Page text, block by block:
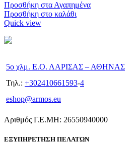
Προσθήκη στα Αγαπημένα
Προσθήκη στο καλάθι
Quick view
5ο χλμ. Ε.Ο. ΛΑΡΙΣΑΣ – ΑΘΗΝΑΣ
Τηλ.: +302410661593-4
eshop@armos.eu
Αριθμός Γ.Ε.ΜΗ: 26550940000
ΕΞΥΠΗΡΕΤΗΣΗ ΠΕΛΑΤΩΝ